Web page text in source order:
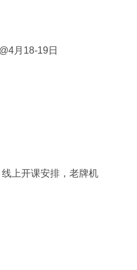
月18-19日
上开课安排，老牌机